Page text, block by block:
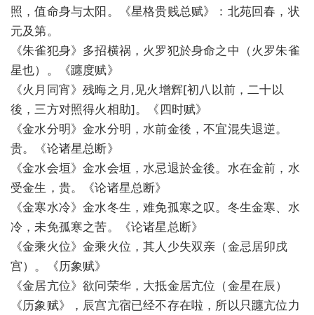
照，值命身与太阳。《星格贵贱总赋》：北苑回春，状
元及第。
《朱雀犯身》多招横祸，火罗犯於身命之中（火罗朱雀
星也）。《躔度赋》
《火月同宵》残晦之月,见火增辉[初八以前，二十以
後，三方对照得火相助]。《四时赋》
《金水分明》金水分明，水前金後，不宜混失退逆。
贵。《论诸星总断》
《金水会垣》金水会垣，水忌退於金後。水在金前，水
受金生，贵。《论诸星总断》
《金寒水冷》金水冬生，难免孤寒之叹。冬生金寒、水
冷，未免孤寒之苦。《论诸星总断》
《金乘火位》金乘火位，其人少失双亲（金忌居卯戌
宫）。《历象赋》
《金居亢位》欲问荣华，大抵金居亢位（金星在辰）
《历象赋》，辰宫亢宿已经不存在啦，所以只躔亢位力